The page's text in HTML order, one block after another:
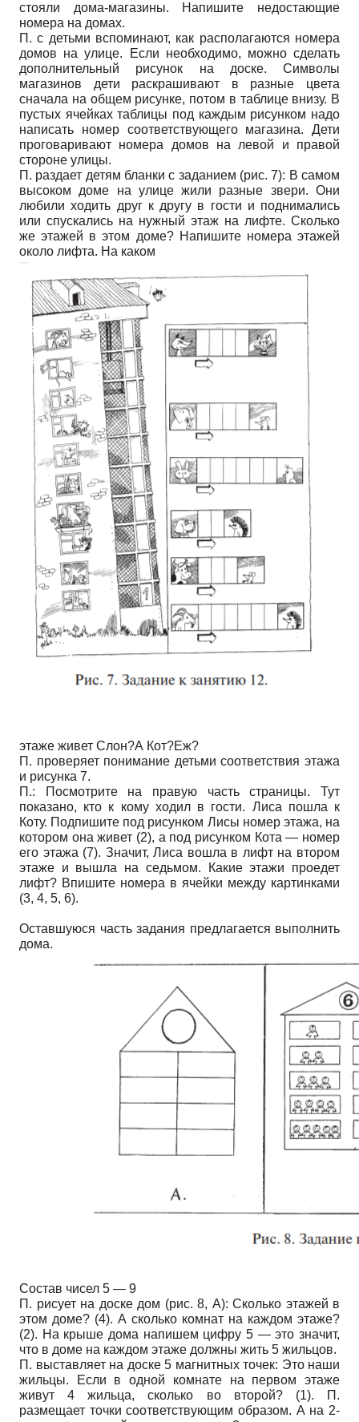
стояли дома-магазины. Напишите недостающие
номера на домах.
П. с детьми вспоминают, как располагаются номера
домов на улице. Если необходимо, можно сделать
дополнительный рисунок на доске. Символы
магазинов дети раскрашивают в разные цвета
сначала на общем рисунке, потом в таблице внизу. В
пустых ячейках таблицы под каждым рисунком надо
написать номер соответствующего магазина. Дети
проговаривают номера домов на левой и правой
стороне улицы.
П. раздает детям бланки с заданием (рис. 7): В самом
высоком доме на улице жили разные звери. Они
любили ходить друг к другу в гости и поднимались
или спускались на нужный этаж на лифте. Сколько
же этажей в этом доме? Напишите номера этажей
около лифта. На каком
этаже живет Слон?А Кот?Еж?
П. проверяет понимание детьми соответствия этажа
и рисунка 7.
П.: Посмотрите на правую часть страницы. Тут
показано, кто к кому ходил в гости. Лиса пошла к
Коту. Подпишите под рисунком Лисы номер этажа, на
котором она живет (2), а под рисунком Кота — номер
его этажа (7). Значит, Лиса вошла в лифт на втором
этаже и вышла на седьмом. Какие этажи проедет
лифт? Впишите номера в ячейки между картинками
(3, 4, 5, 6).
Оставшуюся часть задания предлагается выполнить
дома.
Состав чисел 5 — 9
П. рисует на доске дом (рис. 8, А): Сколько этажей в
этом доме? (4). А сколько комнат на каждом этаже?
(2). На крыше дома напишем цифру 5 — это значит,
что в доме на каждом этаже должны жить 5 жильцов.
П. выставляет на доске 5 магнитных точек: Это наши
жильцы. Если в одной комнате на первом этаже
живут 4 жильца, сколько во второй? (1). П.
размещает точки соответствующим образом. А на 2-